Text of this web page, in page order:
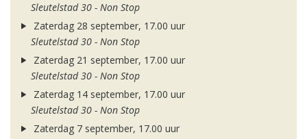
Sleutelstad 30 - Non Stop
Zaterdag 28 september, 17.00 uur
Sleutelstad 30 - Non Stop
Zaterdag 21 september, 17.00 uur
Sleutelstad 30 - Non Stop
Zaterdag 14 september, 17.00 uur
Sleutelstad 30 - Non Stop
Zaterdag 7 september, 17.00 uur